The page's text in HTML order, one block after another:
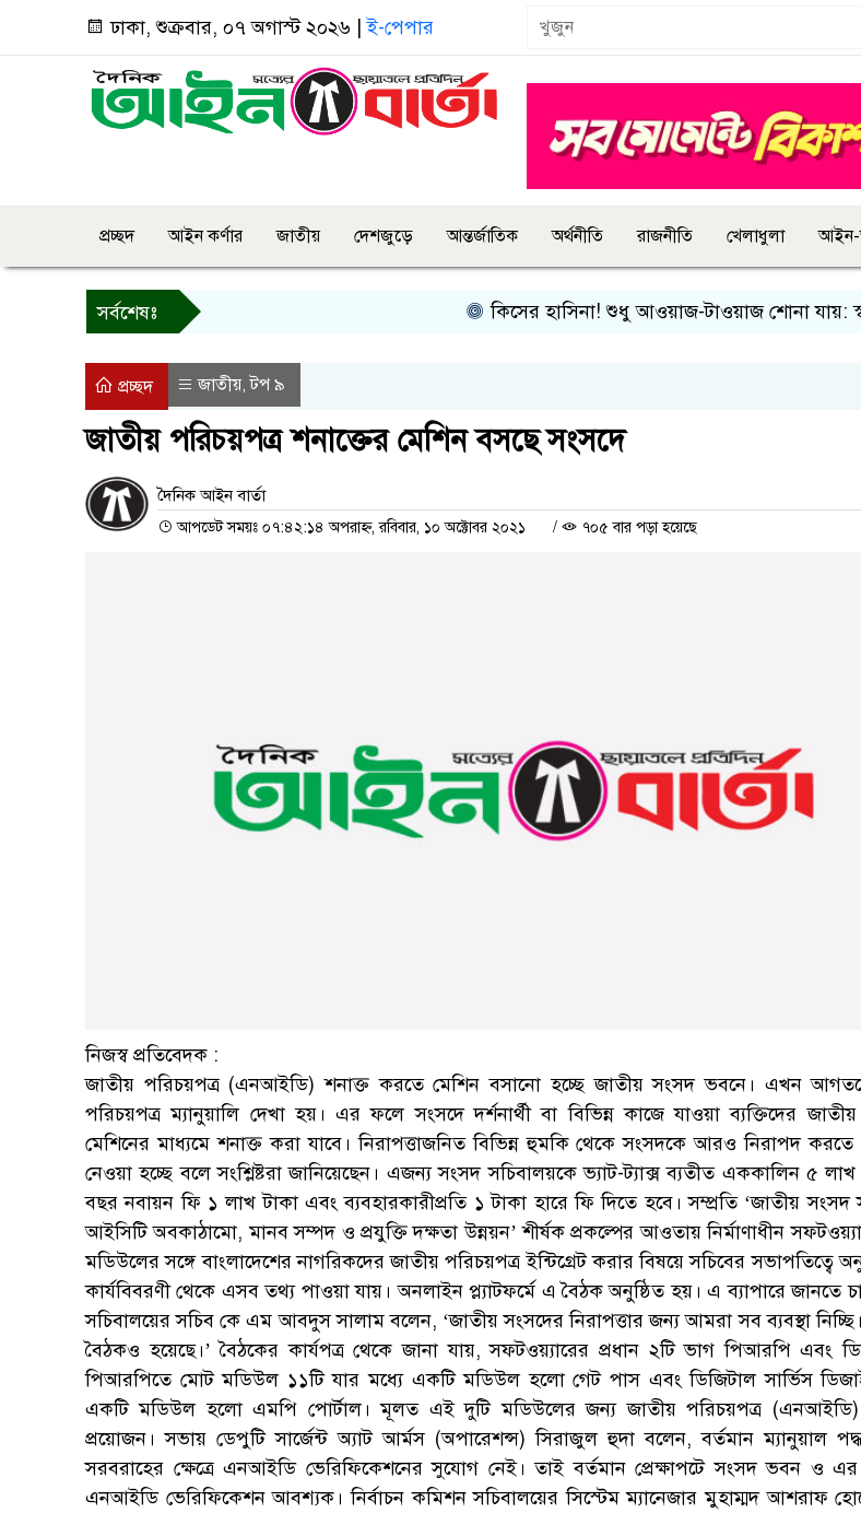
ঢাকা, শুক্রবার, ০৭ অগাস্ট ২০২৬ |ই-পেপার
প্রচ্ছদ আইন কর্ণার জাতীয় দেশজুড়ে আন্তর্জাতিক অর্থনীতি রাজনীতি খেলাধুলা
সর্বশেষঃ কিসের হাসিনা! শুধু আওয়াজ-টাওয়াজ শোনা যায়:
প্রচ্ছদ জাতীয়,টপ ৯
জাতীয় পরিচয়পত্র শনাক্তের মেশিন বসছে সংসদে
দৈনিক আইন বার্তা
আপডেট সময়ঃ ০৭:৪২:১৪ অপরাহ্ন, রবিবার, ১০ অক্টোবর ২০২১ / ৭০৫ বার পড়া হয়েছে
নিজস্ব প্রতিবেদক :
জাতীয় পরিচয়পত্র (এনআইডি) শনাক্ত করতে মেশিন বসানো হচ্ছে জাতীয় সংসদ ভবনে। এখন
পরিচয়পত্র ম্যানুয়ালি দেখা হয়। এর ফলে সংসদে দর্শনার্থী বা বিভিন্ন কাজে যাওয়া ব্যক্তিদের
মেশিনের মাধ্যমে শনাক্ত করা যাবে। নিরাপত্তাজনিত বিভিন্ন হুমকি থেকে সংসদকে আরও নিরাপদ
নেওয়া হচ্ছে বলে সংশ্লিষ্টরা জানিয়েছেন। এজন্য সংসদ সচিবালয়কে ভ্যাট-ট্যাক্স ব্যতীত এককালিন ৫ লাখ
বছর নবায়ন ফি ১ লাখ টাকা এবং ব্যবহারকারীপ্রতি ১ টাকা হারে ফি দিতে হবে। সম্প্রতি ‘জাতীয় সংসদ
আইসিটি অবকাঠামো, মানব সম্পদ ও প্রযুক্তি দক্ষতা উন্নয়ন’ শীর্ষক প্রকল্পের আওতায় নির্মাণাধীন
মডিউলের সঙ্গে বাংলাদেশের নাগরিকদের জাতীয় পরিচয়পত্র ইন্টিগ্রেট করার বিষয়ে সচিবের সভাপতিত্বে
কার্যবিবরণী থেকে এসব তথ্য পাওয়া যায়। অনলাইন প্ল্যাটফর্মে এ বৈঠক অনুষ্ঠিত হয়। এ ব্যাপারে জানতে
সচিবালয়ের সচিব কে এম আবদুস সালাম বলেন, ‘জাতীয় সংসদের নিরাপত্তার জন্য আমরা সব ব্যবস্থা নিচ্ছি।
বৈঠকও হয়েছে।’ বৈঠকের কার্যপত্র থেকে জানা যায়, সফটওয়্যারের প্রধান ২টি ভাগ পিআরপি এবং
পিআরপিতে মোট মডিউল ১১টি যার মধ্যে একটি মডিউল হলো গেট পাস এবং ডিজিটাল সার্ভিস
একটি মডিউল হলো এমপি পোর্টাল। মূলত এই দুটি মডিউলের জন্য জাতীয় পরিচয়পত্র (এনআইডি)
প্রয়োজন। সভায় ডেপুটি সার্জেন্ট অ্যাট আর্মস (অপারেশন্স) সিরাজুল হুদা বলেন, বর্তমান ম্যানুয়াল
সরবরাহের ক্ষেত্রে এনআইডি ভেরিফিকেশনের সুযোগ নেই। তাই বর্তমান প্রেক্ষাপটে সংসদ ভবন ও এর
এনআইডি ভেরিফিকেশন আবশ্যক। নির্বাচন কমিশন সচিবালয়ের সিস্টেম ম্যানেজার মুহাম্মদ আশরাফ